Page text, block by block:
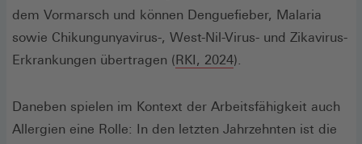
einem
neuen
Fenster)
dem Vormarsch und können Denguefieber, Malaria
sowie Chikungunyavirus-, West-Nil-Virus- und Zikavirus-
Erkrankungen übertragen (RKI, 2024(Öffnet
einem
neuen
).
Daneben spielen im Kontext der Arbeitsfähigkeit auch
Allergien eine Rolle: In den letzten Jahrzehnten ist die